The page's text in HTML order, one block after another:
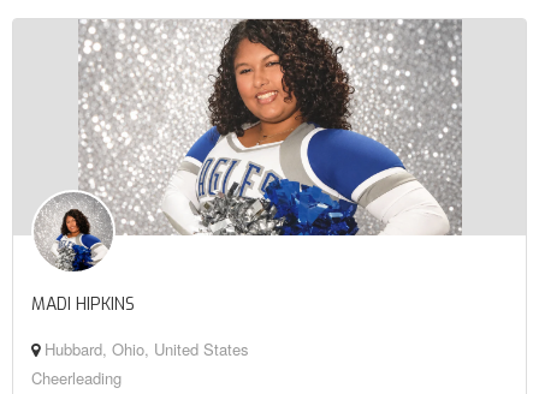
MADI HIPKINS
Hubbard, Ohio, United States
Cheerleading